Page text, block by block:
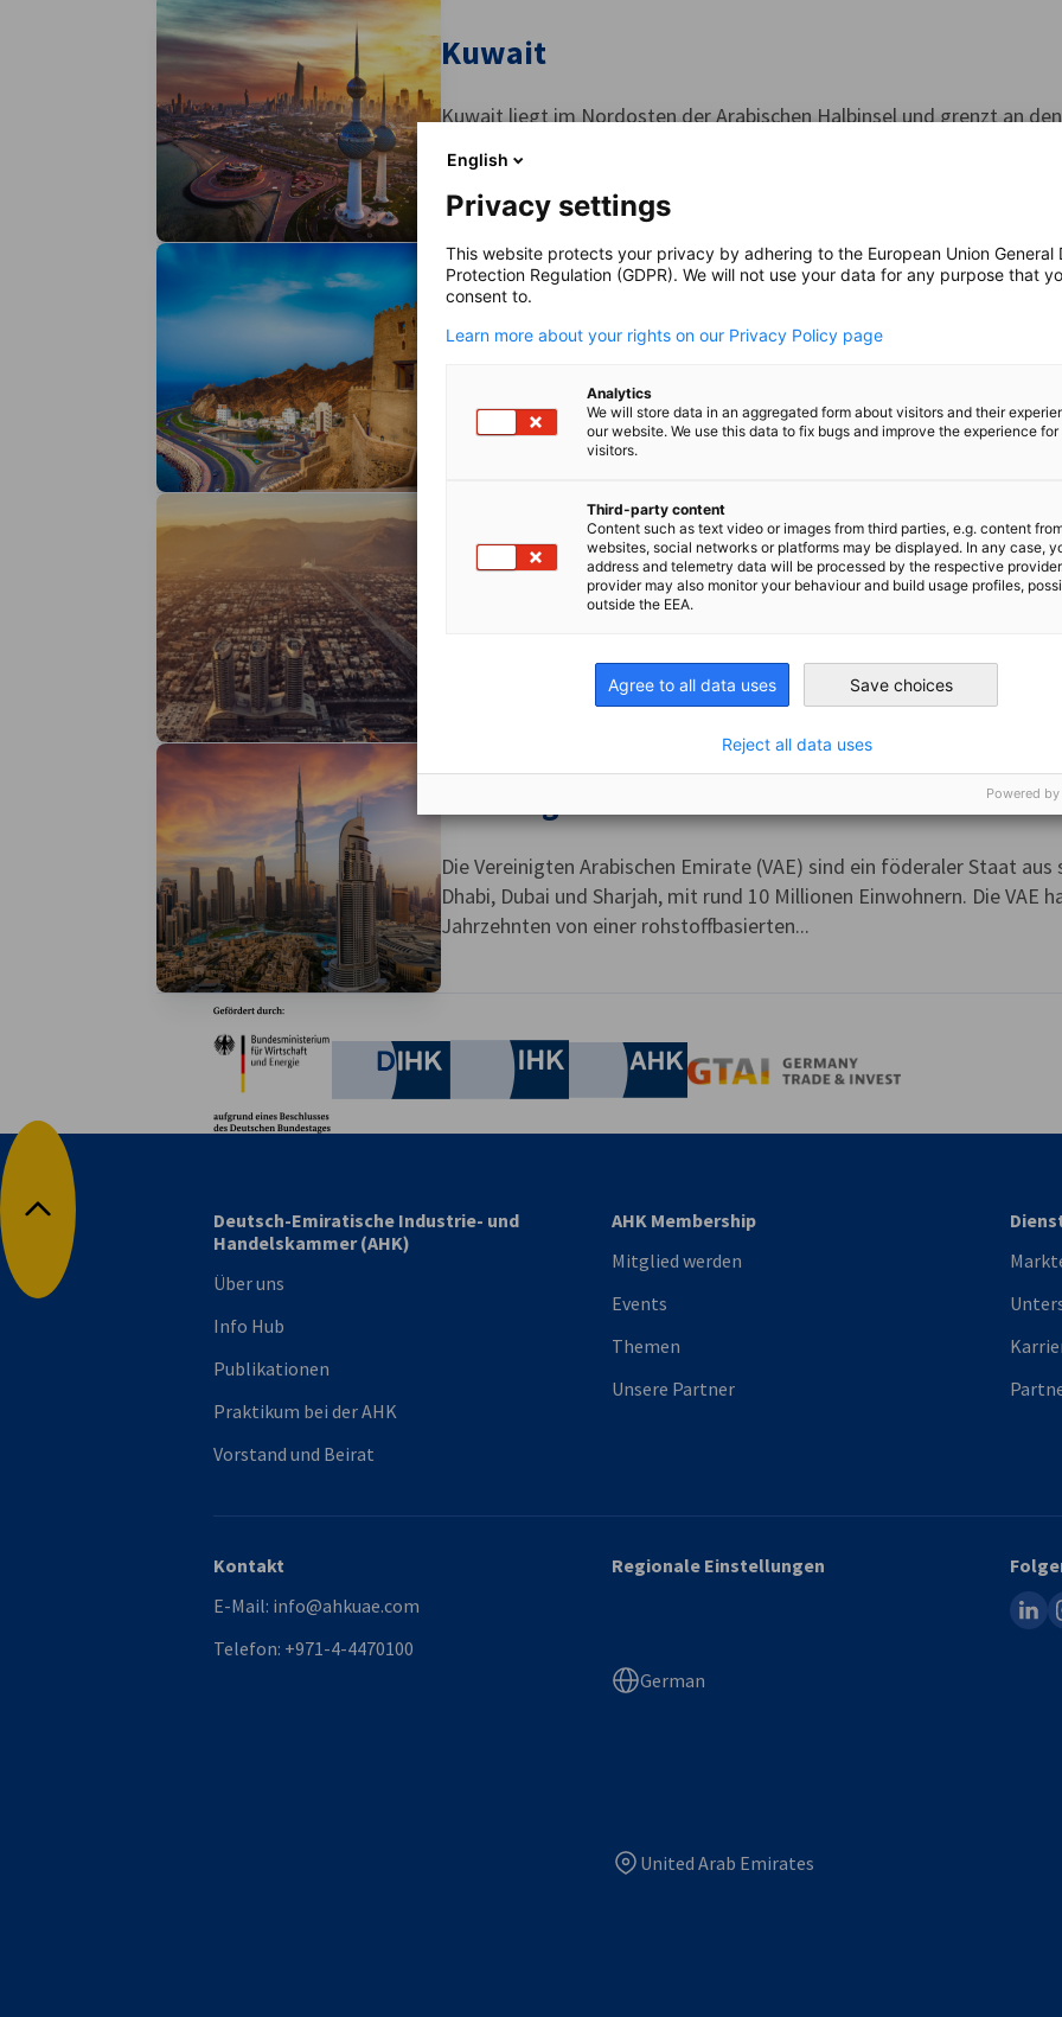
Kuwait
Kuwait liegt im Nordosten der Arabischen Halbinsel und grenzt an
über etwa 8 % der weltweiten Erdölreserven und zählt mit einem
den wohlhabendsten...
Oman
Oman liegt im südöstlichen Teil der Arabischen Halbinsel und
attraktiven Zielmarkt für ausländische Investoren. Die strategische
stabile politische Führung,...
Pakistan
Pakistan liegt an einer der bedeutendsten geopolitischen
Zentralasien und dem Nahen Osten. Die direkte Anbindung an das
Grenzen mit China, Afghanistan,...
Vereinigte Arabische Emirate
Die Vereinigten Arabischen Emirate (VAE) sind ein föderaler Staat
Dhabi, Dubai und Sharjah, mit rund 10 Millionen Einwohnern. Die VAE
Jahrzehnten von einer rohstoffbasierten...
Deutsche Industrie- und Handelskammer
Industrie- und Handelskammer
AHK.de
Nach oben
Deutsch-Emiratische Industrie- und
Handelskammer (AHK)
Über uns
Info Hub
Publikationen
Praktikum bei der AHK
Vorstand und Beirat
AHK Membership
Mitglied werden
Events
Themen
Unsere Partner
Kontakt
E-Mail: info@ahkuae.com
Telefon: +971-4-4470100
Regionale Einstellungen
German
United Arab Emirates
English
Privacy settings
This website protects your privacy by adhering to the European Union General
Protection Regulation (GDPR). We will not use your data for any purpose that
consent to.
Learn more about your rights on our Privacy Policy page
Analytics
We will store data in an aggregated form about visitors and their
our website. We use this data to fix bugs and improve the experience for
visitors.
Third-party content
Content such as text video or images from third parties, e.g. content
websites, social networks or platforms may be displayed. In any case,
address and telemetry data will be processed by the respective
provider may also monitor your behaviour and build usage profiles,
outside the EEA.
Agree to all data uses Save choices
Reject all data uses
Powered by